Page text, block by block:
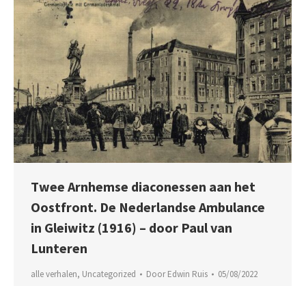
Twee Arnhemse diaconessen aan het
Oostfront. De Nederlandse Ambulance
in Gleiwitz (1916) – door Paul van
Lunteren
alle verhalen, Uncategorized DoorEdwin Ruis 05/08/2022